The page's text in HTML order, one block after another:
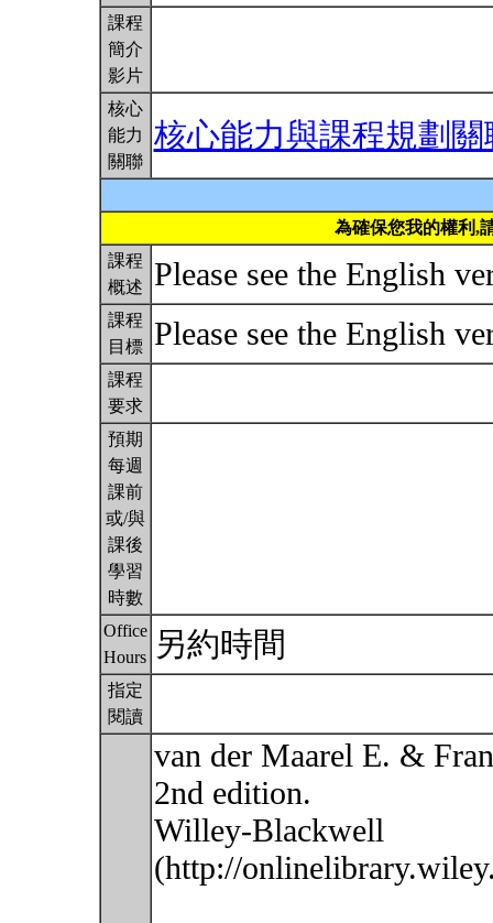
課程
簡介
影片
核心
能力
關聯
核心能力與課程規劃關
為確保您我的權利,
課程
概述
Please see the English
課程
目標
Please see the English
課程
要求
預期
每週
課前
或/與
課後
學習
時數
Office
Hours
另約時間
指定
閱讀
van der Maarel E. &
2nd edition.
Willey-Blackwell
(http://